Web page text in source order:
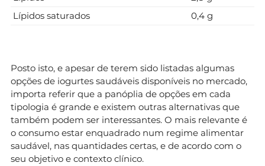
Lípidos saturados
0,4 g
Posto isto, e apesar de terem sido listadas algumas
opções de iogurtes saudáveis disponíveis no mercado,
importa referir que a panóplia de opções em cada
tipologia é grande e existem outras alternativas que
também podem ser interessantes. O mais relevante é
o consumo estar enquadrado num regime alimentar
saudável, nas quantidades certas, e de acordo com o
seu objetivo e contexto clínico.